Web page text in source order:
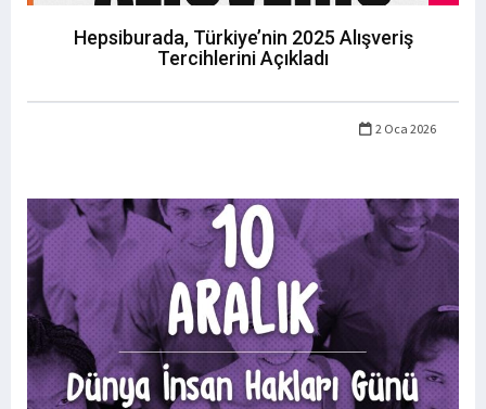
Hepsiburada, Türkiye’nin 2025 Alışveriş
Tercihlerini Açıkladı
2 Oca 2026